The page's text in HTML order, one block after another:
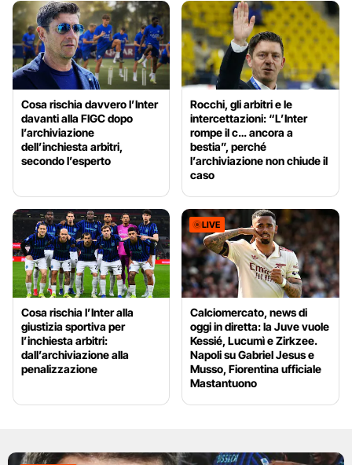
Cosa rischia davvero l’Inter
davanti alla FIGC dopo
l’archiviazione
dell’inchiesta arbitri,
secondo l’esperto
Rocchi, gli arbitri e le
intercettazioni: “L’Inter
rompe il c… ancora a
bestia”, perché
l’archiviazione non chiude il
caso
Cosa rischia l’Inter alla
giustizia sportiva per
l’inchiesta arbitri:
dall’archiviazione alla
penalizzazione
LIVE
Calciomercato, news di
oggi in diretta: la Juve vuole
Kessié, Lucumì e Zirkzee.
Napoli su Gabriel Jesus e
Musso, Fiorentina ufficiale
Mastantuono